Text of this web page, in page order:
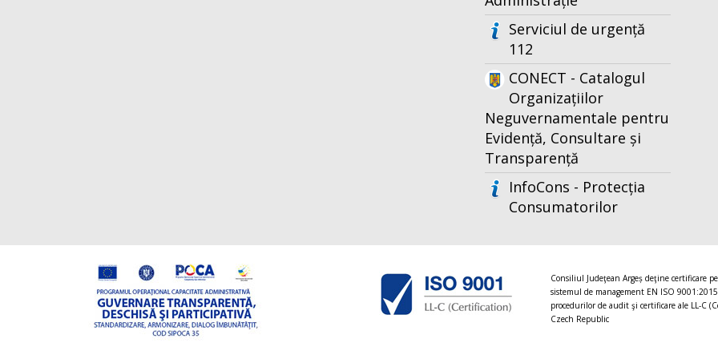
Serviciul de urgență
112
CONECT - Catalogul
Organizațiilor
Neguvernamentale pentru
Evidență, Consultare și
Transparență
InfoCons - Protecția
Consumatorilor
Consiliul Judeţean Argeș deţine certificare
sistemul de management EN ISO
procedurilor de audit şi certificare ale LL-C
Czech Republic